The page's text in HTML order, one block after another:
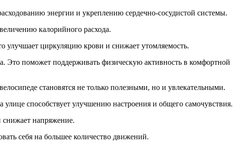
энергии и укреплению сердечно-сосудистой системы.
калорийного расхода.
улучшает циркуляцию крови и снижает утомляемость.
Это поможет поддерживать физическую активность в комфортной
становятся не только полезными, но и увлекательными.
способствует улучшению настроения и общего самочувствия.
снижает напряжение.
себя на большее количество движений.